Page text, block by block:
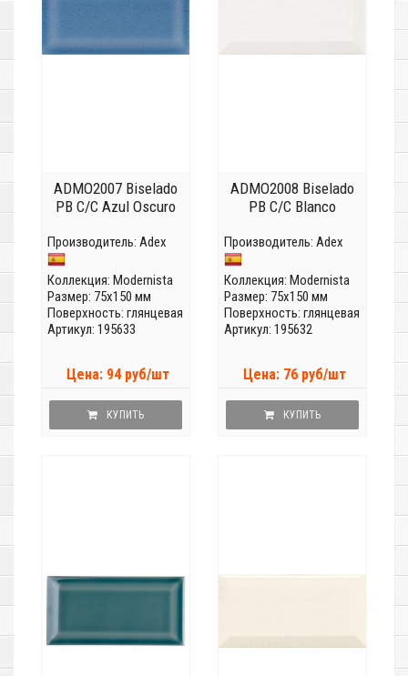
ADMO2007 Biselado
PB C/C Azul Oscuro
Производитель: Adex
Коллекция: Modernista
Размер: 75x150 мм
Поверхность: глянцевая
Артикул: 195633
Цена: 94 руб/шт
КУПИТЬ
ADMO2008 Biselado
PB C/C Blanco
Производитель: Adex
Коллекция: Modernista
Размер: 75x150 мм
Поверхность: глянцевая
Артикул: 195632
Цена: 76 руб/шт
КУПИТЬ